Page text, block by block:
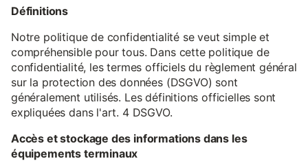
Définitions
Notre politique de confidentialité se veut simple et
compréhensible pour tous. Dans cette politique de
confidentialité, les termes officiels du règlement général
sur la protection des données (DSGVO) sont
généralement utilisés. Les définitions officielles sont
expliquées dans l'art. 4 DSGVO.
Accès et stockage des informations dans les
équipements terminaux